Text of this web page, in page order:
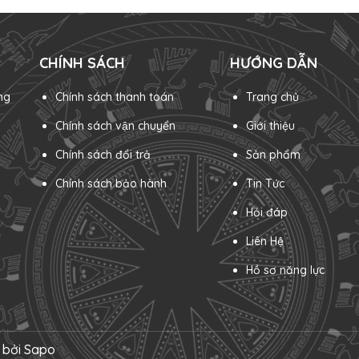
giúp bạn hoàn thiện giải pháp bảo vệ toàn diện. 1.
Túi Chống Tĩnh Điện: "Lá Chắn" Thiết Yếu Nguyên
CHÍNH SÁCH
Chính sách thanh toán
Chính sách vận chuyển
Chính sách đổi trả
Chính sách bảo hành
HƯỚNG DẪN
Trang chủ
Giới thiệu
Sản phẩm
Tin Tức
Hỏi đáp
Liên Hệ
Hồ sơ năng lực
Sapo